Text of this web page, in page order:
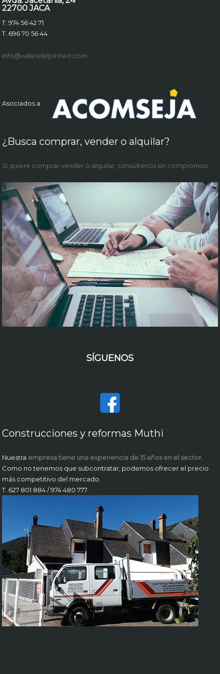
22700 JACA
T. 974 56 42 71
T. 696 70 56 44
info@vallesdelpirineo.com
Asociados a:
¿Busca comprar, vender o alquilar?
Si quiere comprar vender o alquilar, consúltenos sin compromiso
SÍGUENOS
Construcciones y reformas Muthi
Nuestra empresa tiene una experiencia de 15 años en el sector
Como no tenemos que subcontratar, podemos ofrecer el precio
más competitivo del mercado.
T. 627 801 884 / 974 480 777